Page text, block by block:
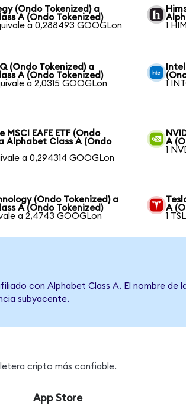
(Ondo Tokenized) a
A (Ondo Tokenized)
a 0,288493 GOOGLon
1
(Ondo Tokenized) a
A (Ondo Tokenized)
a 2,0315 GOOGLon
1
MSCI EAFE ETF (Ondo
Alphabet Class A (Ondo
a 0,294314 GOOGLon
A
1
(Ondo Tokenized) a
A (Ondo Tokenized)
a 2,4743 GOOGLon
A
1
con Alphabet Class A. El nombre de
subyacente.
cripto más confiable.
App Store